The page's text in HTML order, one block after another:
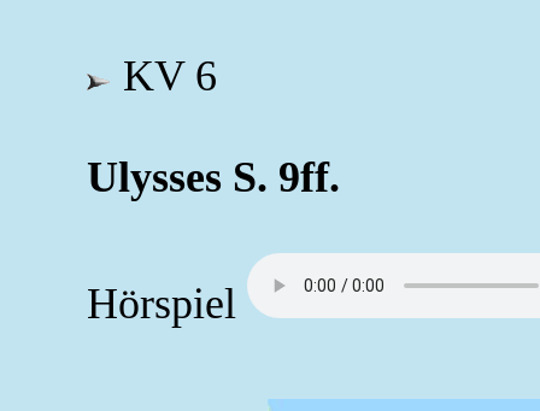
KV 6
Ulysses S. 9ff.
Hörspiel